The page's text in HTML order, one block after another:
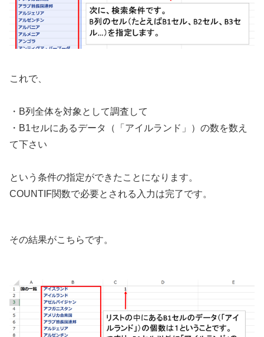
これで、
・B列全体を対象として調査して
・B1セルにあるデータ（「アイルランド」）の数を数え
て下さい
という条件の指定ができたことになります。
COUNTIF関数で必要とされる入力は完了です。
その結果がこちらです。